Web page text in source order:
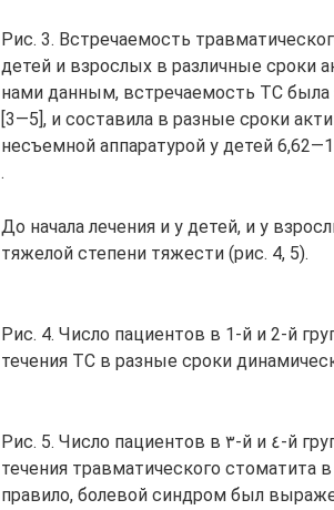
Рис. 3. Встречаемость
детей и взрослых в различные сроки
нами данным, встречаемость ТС
[3—5], и составила в разные сроки
несъемной аппаратурой у детей
.
До начала лечения и у детей, и у
тяжелой степени тяжести (рис. 4, 5).
Рис. 4. Число пациентов в 1-й и 2-й
течения ТС в разные сроки
Рис. 5. Число пациентов в ٣-й и ٤-й группах исследования в зависимости от тяжести
течения травматического стоматита
правило, болевой синдром был